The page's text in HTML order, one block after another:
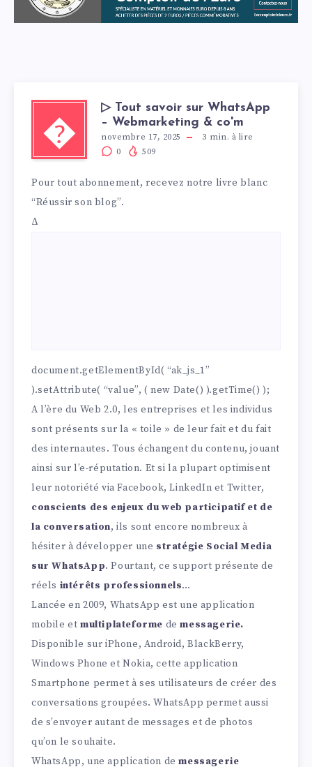
�
▷ Tout savoir sur WhatsApp
– Webmarketing & co'm
novembre 17, 2025 3 min. à lire
0
509
Pour tout abonnement, recevez notre livre blanc
“Réussir son blog”.
Δ
document.getElementById( “ak_js_1”
).setAttribute( “value”, ( new Date() ).getTime() );
A l’ère du Web 2.0, les entreprises et les individus
sont présents sur la « toile » de leur fait et du fait
des internautes. Tous échangent du contenu, jouant
ainsi sur l’e-réputation. Et si la plupart optimisent
leur notoriété via Facebook, LinkedIn et Twitter,
conscients des enjeux du web participatif et de
la conversation, ils sont encore nombreux à
hésiter à développer une stratégie Social Media
sur WhatsApp. Pourtant, ce support présente de
réels intérêts professionnels…
Lancée en 2009, WhatsApp est une application
mobile et multiplateforme de messagerie.
Disponible sur iPhone, Android, BlackBerry,
Windows Phone et Nokia, cette application
Smartphone permet à ses utilisateurs de créer des
conversations groupées. WhatsApp permet aussi
de s’envoyer autant de messages et de photos
qu’on le souhaite.
WhatsApp, une application demessagerie